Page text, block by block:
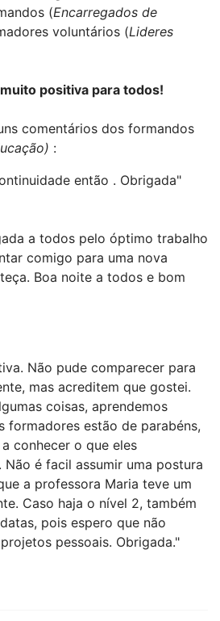
(Encarregados de
voluntários (Lideres
positiva para todos!
comentários dos formandos
:
então . Obrigada"
a todos pelo óptimo trabalho
comigo para uma nova
Boa noite a todos e bom
Não pude comparecer para
mas acreditem que gostei.
coisas, aprendemos
formadores estão de parabéns,
conhecer o que eles
Não é facil assumir uma postura
a professora Maria teve um
Caso haja o nível 2, também
pois espero que não
pessoais. Obrigada."